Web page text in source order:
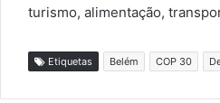
turismo, alimentação,
Etiquetas Belém COP 30